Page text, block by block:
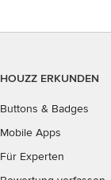
HOUZZ ERKUNDEN
Buttons & Badges
Mobile Apps
Für Experten